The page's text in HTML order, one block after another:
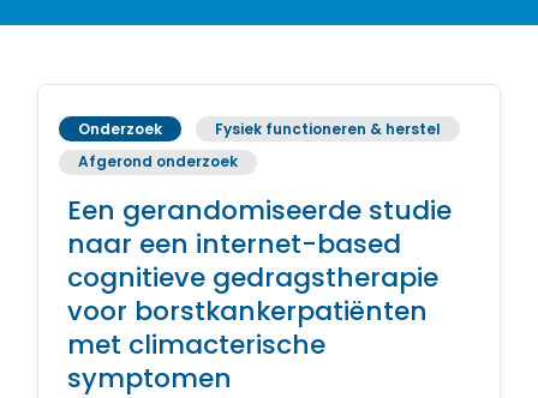
Onderzoek
Fysiek functioneren & herstel
Afgerond onderzoek
Een gerandomiseerde studie
naar een internet-based
cognitieve gedragstherapie
voor borstkankerpatiënten
met climacterische
symptomen